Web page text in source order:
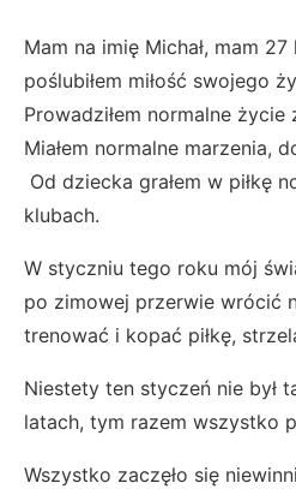
Mam na imię Michał, mam
poślubiłem miłość swojego
Prowadziłem normalne życie
Miałem normalne marzenia,
Od dziecka grałem w piłkę
klubach.
W styczniu tego roku mój
po zimowej przerwie wrócić
trenować i kopać piłkę,
Niestety ten styczeń nie był
latach, tym razem wszystko
Wszystko zaczęło się